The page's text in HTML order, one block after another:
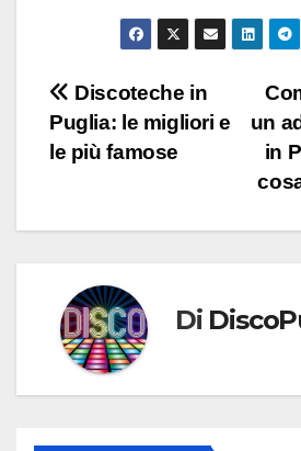
Navigazione
articoli
un
in
Discoteche in
Puglia: le migliori e
le più famose
Di